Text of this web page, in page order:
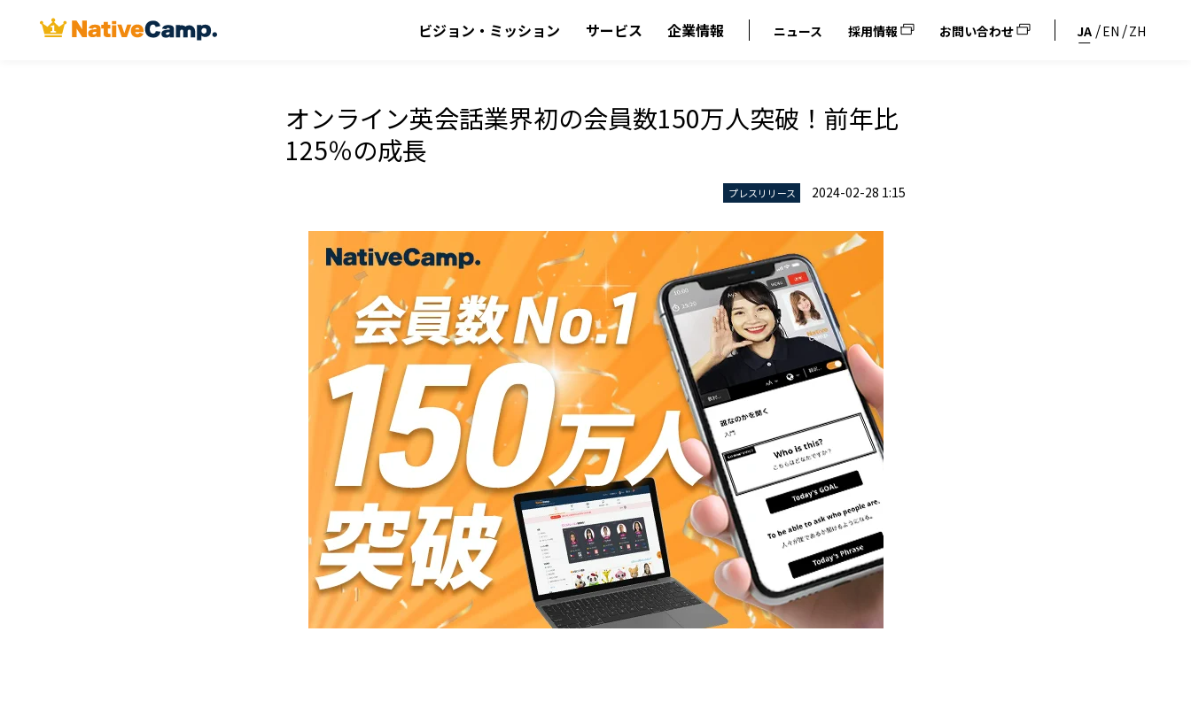
ビジョン・ミッション サービス 企業情報 ニュース 採用情報 お問い合わせ JA EN ZH
オンライン英会話業界初の会員数150万人突破！前年比
125％の成長
プレスリリース 2024-02-28 1:15